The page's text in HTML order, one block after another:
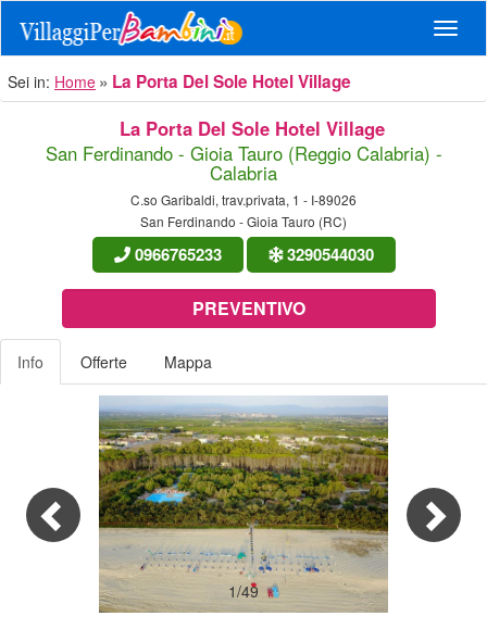
Sei in: Home La Porta Del Sole Hotel Village
La Porta Del Sole Hotel Village
San Ferdinando - Gioia Tauro (Reggio Calabria) -
Calabria
C.so Garibaldi, trav.privata, 1 - I-89026
San Ferdinando - Gioia Tauro (RC)
0966765233 3290544030
PREVENTIVO
Info Offerte Mappa
1/49
Previous